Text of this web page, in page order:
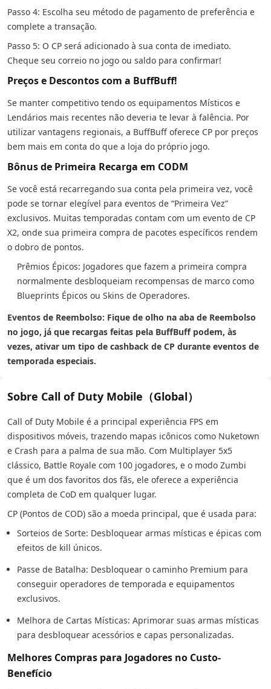
Passo 4: Escolha seu método de pagamento de preferência e
complete a transação.
Passo 5: O CP será adicionado à sua conta de imediato.
Cheque seu correio no jogo ou saldo para confirmar!
Preços e Descontos com a BuffBuff!
Se manter competitivo tendo os equipamentos Místicos e
Lendários mais recentes não deveria te levar à falência. Por
utilizar vantagens regionais, a BuffBuff oferece CP por preços
bem mais em conta do que a loja do próprio jogo.
Bônus de Primeira Recarga em CODM
Se você está recarregando sua conta pela primeira vez, você
pode se tornar elegível para eventos de “Primeira Vez”
exclusivos. Muitas temporadas contam com um evento de CP
X2, onde sua primeira compra de pacotes específicos rendem
o dobro de pontos.
Prêmios Épicos: Jogadores que fazem a primeira compra
normalmente desbloqueiam recompensas de marco como
Blueprints Épicos ou Skins de Operadores.
Eventos de Reembolso: Fique de olho na aba de Reembolso
no jogo, já que recargas feitas pela BuffBuff podem, às
vezes, ativar um tipo de cashback de CP durante eventos de
temporada especiais.
Sobre Call of Duty Mobile（Global）
Call of Duty Mobile é a principal experiência FPS em
dispositivos móveis, trazendo mapas icônicos como Nuketown
e Crash para a palma de sua mão. Com Multiplayer 5x5
clássico, Battle Royale com 100 jogadores, e o modo Zumbi
que é um dos favoritos dos fãs, ele oferece a experiência
completa de CoD em qualquer lugar.
CP (Pontos de COD) são a moeda principal, que é usada para:
Sorteios de Sorte: Desbloquear armas místicas e épicas com
efeitos de kill únicos.
Passe de Batalha: Desbloquear o caminho Premium para
conseguir operadores de temporada e equipamentos
exclusivos.
Melhora de Cartas Místicas: Aprimorar suas armas místicas
para desbloquear acessórios e capas personalizadas.
Melhores Compras para Jogadores no Custo-
Benefício